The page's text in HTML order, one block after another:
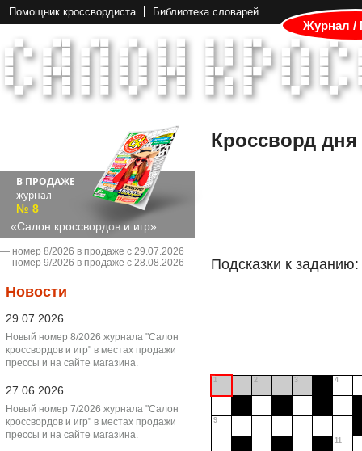
Помощник кроссвордиста Библиотека словарей
Журнал /
В ПРОДАЖЕ
журнал
№ 8
«Салон кроссвордов и игр»
― номер 8/2026 в продаже с 29.07.2026
― номер 9/2026 в продаже с 28.08.2026
Новости
29.07.2026
Новый номер 8/2026 журнала "Салон
кроссвордов и игр" в местах продажи
прессы и на сайте магазина.
27.06.2026
Новый номер 7/2026 журнала "Салон
кроссвордов и игр" в местах продажи
прессы и на сайте магазина.
Кроссворд дня
Подсказки к заданию:
1 2 3 4
9
11